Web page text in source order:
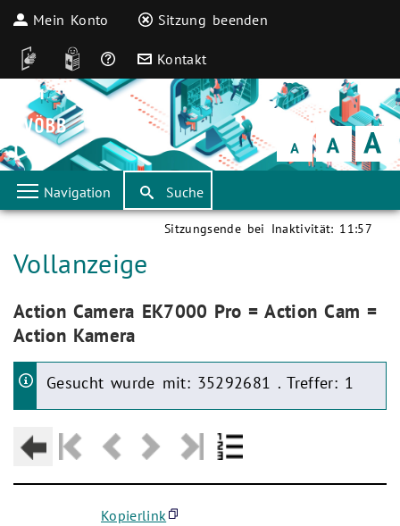
Mein Konto Sitzung beenden
DGS Leichte Sprache
Häufige Fragen
Kontakt
Schrift
klein Schrift
normal Schrift
groß
Navigation Suche
Sitzungsende bei Inaktivität: 11:57
Aktuelle Seite:
Vollanzeige
Aktuelle Seite:
Action Camera EK7000 Pro = Action Cam =
Action Kamera
Gesucht wurde mit: 35292681 . Treffer: 1
Kopierlink